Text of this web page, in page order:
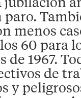
paro.
menos
60 para
1967.
de
y